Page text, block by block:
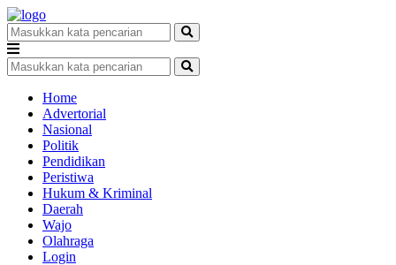
Home
Advertorial
Nasional
Politik
Pendidikan
Peristiwa
Hukum & Kriminal
Daerah
Wajo
Olahraga
Login